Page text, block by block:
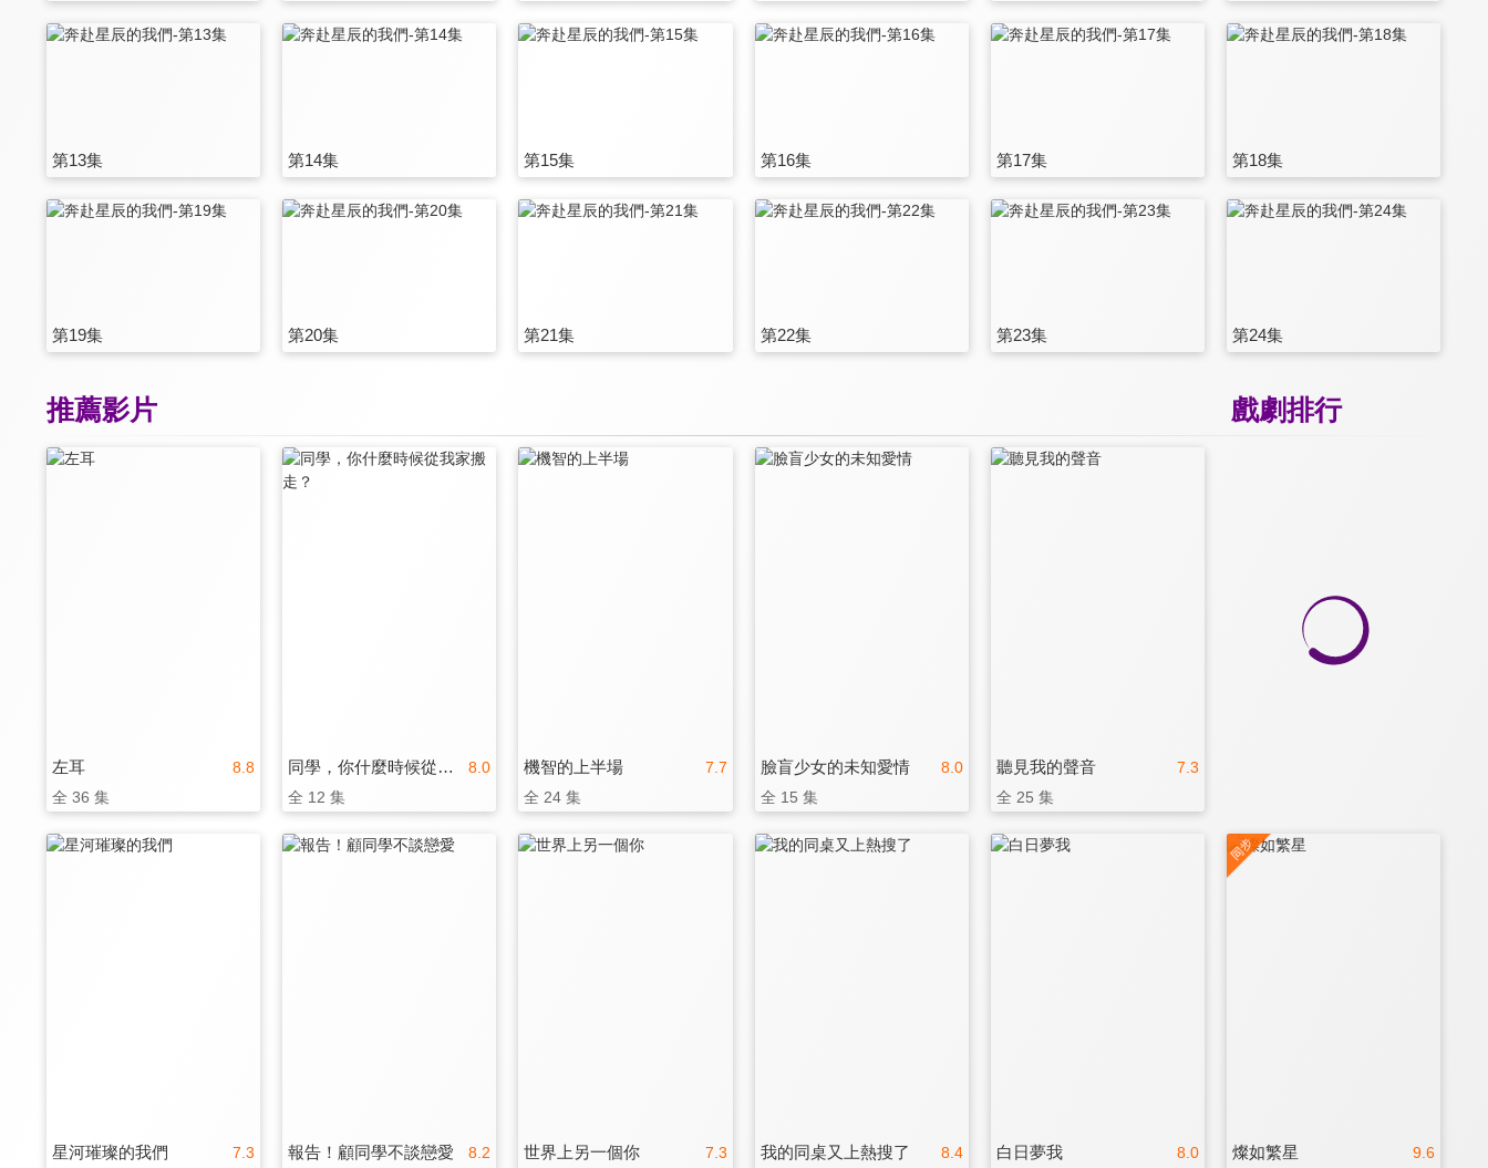
第13集 第14集 第15集 第16集 第17集 第18集
第19集 第20集 第21集 第22集 第23集 第24集
戲劇排行
推薦影片
8.8
左耳
全 36 集
8.0
同學，你什麼時候從我家搬走？
全 12 集
7.7
機智的上半場
全 24 集
8.0
臉盲少女的未知愛情
全 15 集
7.3
聽見我的聲音
全 25 集
7.3
星河璀璨的我們 8.2
報告！顧同學不談戀愛 7.3
世界上另一個你 8.4
我的同桌又上熱搜了 8.0
白日夢我 9.6
燦如繁星